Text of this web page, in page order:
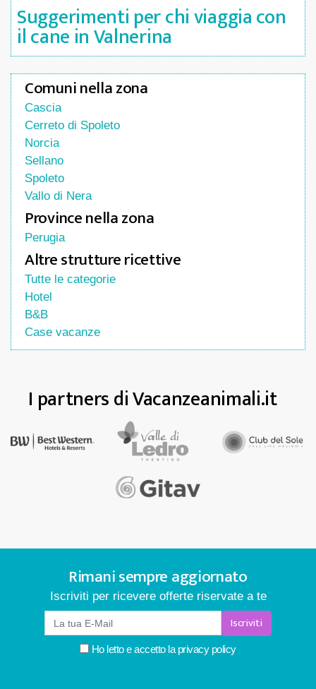
Suggerimenti per chi viaggia con
il cane in Valnerina
Comuni nella zona
Cascia
Cerreto di Spoleto
Norcia
Sellano
Spoleto
Vallo di Nera
Province nella zona
Perugia
Altre strutture ricettive
Tutte le categorie
Hotel
B&B
Case vacanze
I partners di Vacanzeanimali.it
Rimani sempre aggiornato
Iscriviti per ricevere offerte riservate a te
Iscriviti
Ho letto e accetto laprivacy policy